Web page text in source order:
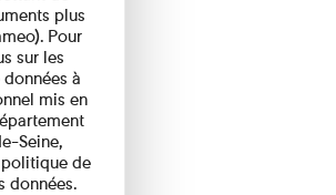
plus
Pour
sur les
à
mis en
Seine,
de
données.